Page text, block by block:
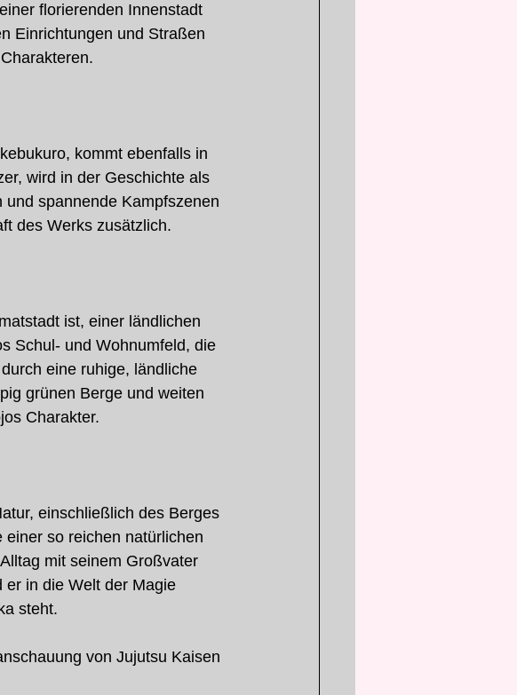
florierenden Innenstadt
Einrichtungen und Straßen
kommt ebenfalls in
wird in der Geschichte als
spannende Kampfszenen
des Werks zusätzlich.
ist, einer ländlichen
Schul- und Wohnumfeld, die
eine ruhige, ländliche
grünen Berge und weiten
Charakter.
einschließlich des Berges
so reichen natürlichen
mit seinem Großvater
er in die Welt der Magie
steht.
von Jujutsu Kaisen